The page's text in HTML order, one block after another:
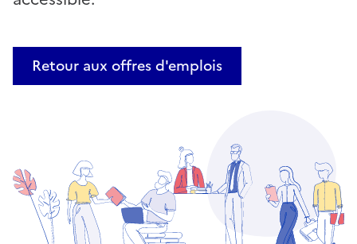
Retour aux offres d'emplois